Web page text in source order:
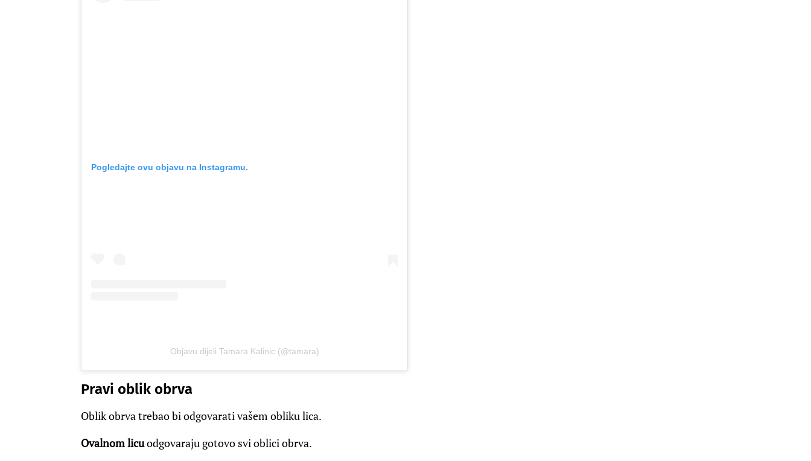
Pogledajte ovu objavu na Instagramu.
Objavu dijeli Tamara Kalinic (@tamara)
Pravi oblik obrva
Oblik obrva trebao bi odgovarati vašem obliku lica.
Ovalnom licuodgovaraju gotovo svi oblici obrva.